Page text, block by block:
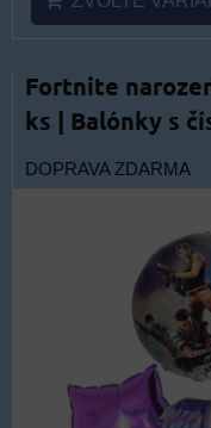
Fortnite
ks | Balónky s
DOPRAVA ZDARMA